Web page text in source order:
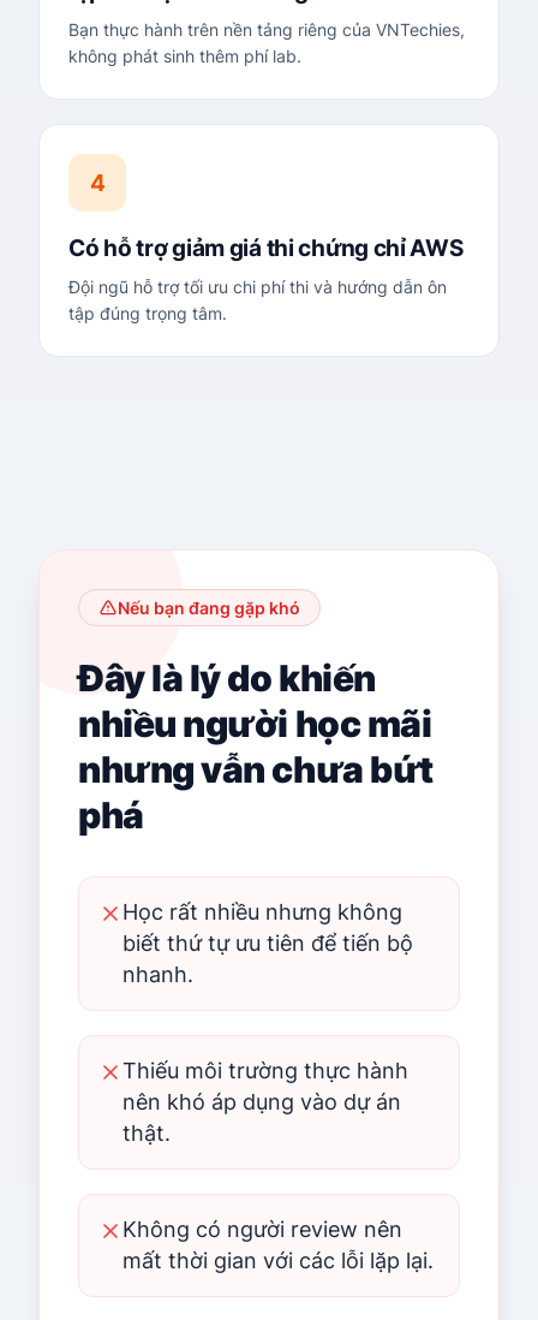
Bạn thực hành trên nền tảng riêng của VNTechies,
không phát sinh thêm phí lab.
4
Có hỗ trợ giảm giá thi chứng chỉ AWS
Đội ngũ hỗ trợ tối ưu chi phí thi và hướng dẫn ôn
tập đúng trọng tâm.
Nếu bạn đang gặp khó
Đây là lý do khiến
nhiều người học mãi
nhưng vẫn chưa bứt
phá
Học rất nhiều nhưng không
biết thứ tự ưu tiên để tiến bộ
nhanh.
Thiếu môi trường thực hành
nên khó áp dụng vào dự án
thật.
Không có người review nên
mất thời gian với các lỗi lặp lại.